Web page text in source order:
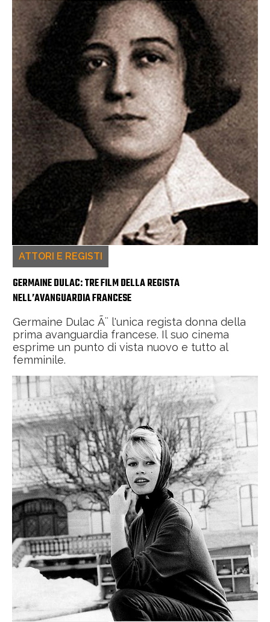
ATTORI E REGISTI
GERMAINE DULAC: TRE FILM DELLA REGISTA
NELL’AVANGUARDIA FRANCESE
Germaine Dulac Ã¨ l'unica regista donna della
prima avanguardia francese. Il suo cinema
esprime un punto di vista nuovo e tutto al
femminile.